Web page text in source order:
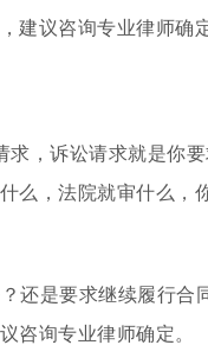
建议咨询专业律师确定
，诉讼请求就是你
么，法院就审什么，
还是要求继续履行合
咨询专业律师确定。